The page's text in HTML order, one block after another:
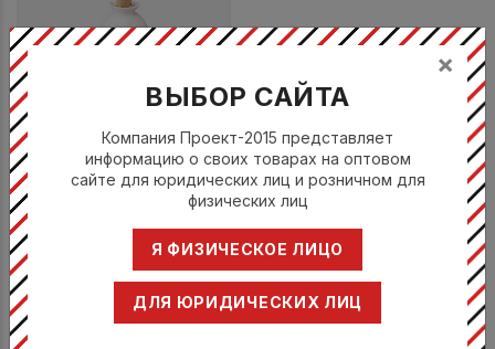
Пробка для бутылки для
саке d 2,3 см, h 3,2 см,
Unlimited
ШОНВАЛД / SCHOENWALD
933790291000000
×
ВЫБОР САЙТА
Компания Проект-2015 представляет
информацию о своих товарах на оптовом
сайте для юридических лиц и розничном для
физических лиц
Я ФИЗИЧЕСКОЕ ЛИЦО
ДЛЯ ЮРИДИЧЕСКИХ ЛИЦ